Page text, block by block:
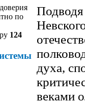
по
124
Подводя
духа,
веками